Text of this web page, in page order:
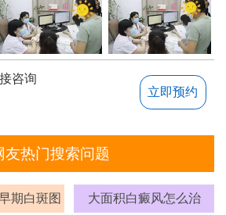
咨询
立即预约
友热门搜索问题
期白斑图 大面积白癜风怎么治